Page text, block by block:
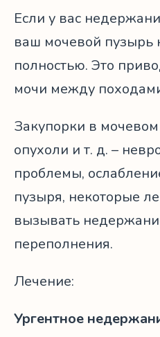
Если у вас
ваш мочевой пузырь
полностью. Это
мочи между
Закупорки в
опухоли и т. д. –
проблемы,
пузыря, некоторые
вызывать
переполнения.
Лечение:
Ургентное